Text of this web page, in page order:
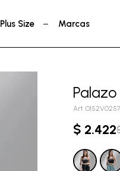
Plus Size Marcas
0152V0257
$ 2.422